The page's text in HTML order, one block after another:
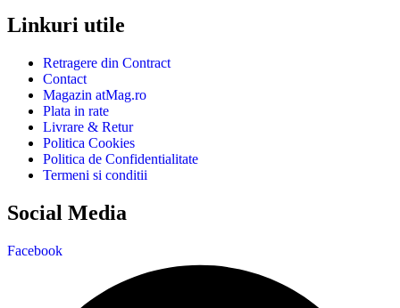
Linkuri utile
Retragere din Contract
Contact
Magazin atMag.ro
Plata in rate
Livrare & Retur
Politica Cookies
Politica de Confidentialitate
Termeni si conditii
Social Media
Facebook